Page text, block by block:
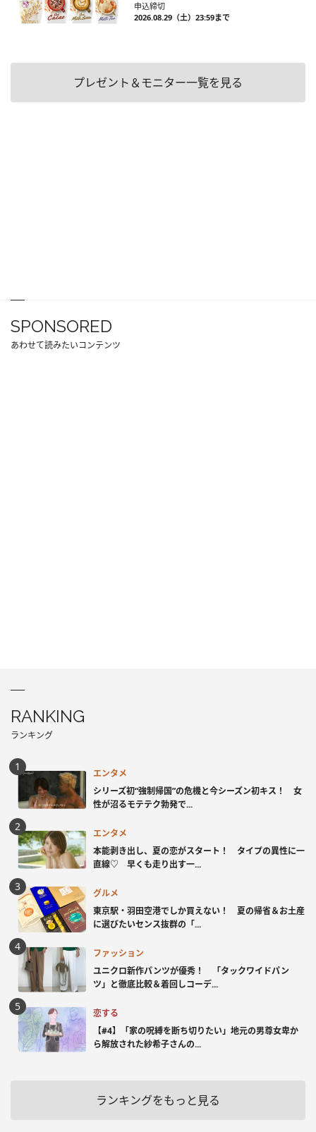
申込締切
2026.08.29（土）23:59まで
プレゼント＆モニター一覧を見る
SPONSORED
あわせて読みたいコンテンツ
RANKING
ランキング
エンタメ
シリーズ初“強制帰国”の危機と今シーズン初キス！ 女
性が沼るモテテク勃発で...
エンタメ
本能剥き出し、夏の恋がスタート！ タイプの異性に一
直線♡ 早くも走り出す一...
グルメ
東京駅・羽田空港でしか買えない！ 夏の帰省＆お土産
に選びたいセンス抜群の「...
ファッション
ユニクロ新作パンツが優秀！ 「タックワイドパン
ツ」と徹底比較＆着回しコーデ...
恋する
【#4】「家の呪縛を断ち切りたい」地元の男尊女卑か
ら解放された紗希子さんの...
ランキングをもっと見る